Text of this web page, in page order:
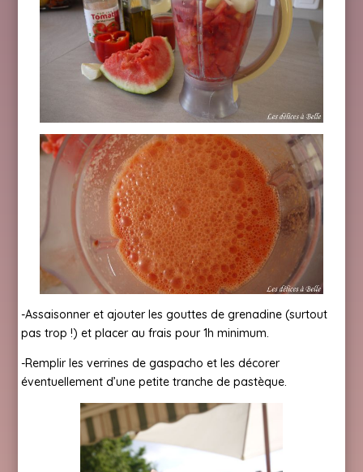
-Assaisonner et ajouter les gouttes de grenadine (surtout
pas trop !) et placer au frais pour 1h minimum.
-Remplir les verrines de gaspacho et les décorer
éventuellement d’une petite tranche de pastèque.